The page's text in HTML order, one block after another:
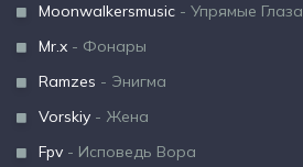
Moonwalkersmusic - Упрямые Глаза
Mr.x - Фонары
Ramzes - Энигма
Vorskiy - Жена
Fpv - Исповедь Вора